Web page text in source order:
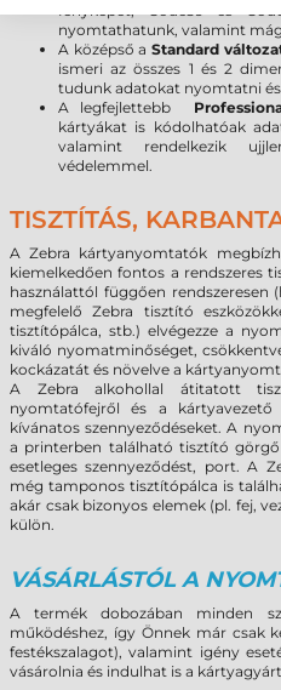
fényképet, Code39 és
nyomtathatunk, valamint
A középső aStandard
ismeri az összes 1 és 2
tudunk adatokat nyomtatni
A legfejlettebb
kártyákat is kódolhatóak
valamint rendelkezik
védelemmel.
TISZTÍTÁS,
A Zebra kártyanyomtatók
kiemelkedően fontos a rendszeres
használattól függően rendszeresen
megfelelő Zebra tisztító
tisztítópálca, stb.) elvégezze a
kiváló nyomatminőséget,
kockázatát és növelve a
A Zebra alkohollal átitatott
nyomtatófejről és a
kívánatos szennyeződéseket. A
a printerben található tisztító
esetleges szennyeződést, port. A
még tamponos tisztítópálca is
akár csak bizonyos elemek (pl. fej,
külön.
VÁSÁRLÁSTÓL A
A termék dobozában minden
működéshez, így Önnek már csak
festékszalagot), valamint igény
vásárolnia és indulhat is a